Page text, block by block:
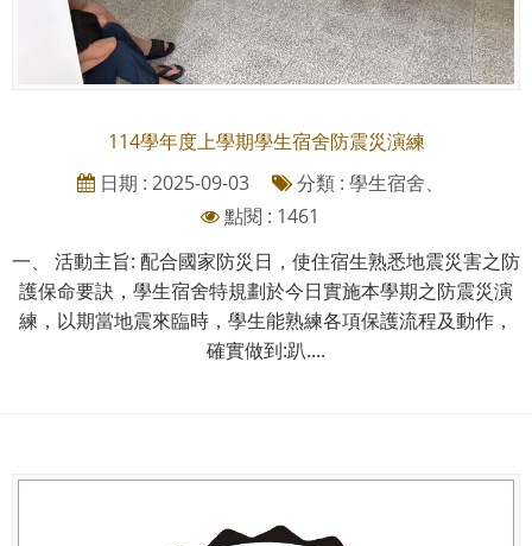
114學年度上學期學生宿舍防震災演練
日期 : 2025-09-03
分類 : 學生宿舍、
點閱 : 1461
一、 活動主旨: 配合國家防災日，使住宿生熟悉地震災害之防
護保命要訣，學生宿舍特規劃於今日實施本學期之防震災演
練，以期當地震來臨時，學生能熟練各項保護流程及動作，
確實做到:趴....